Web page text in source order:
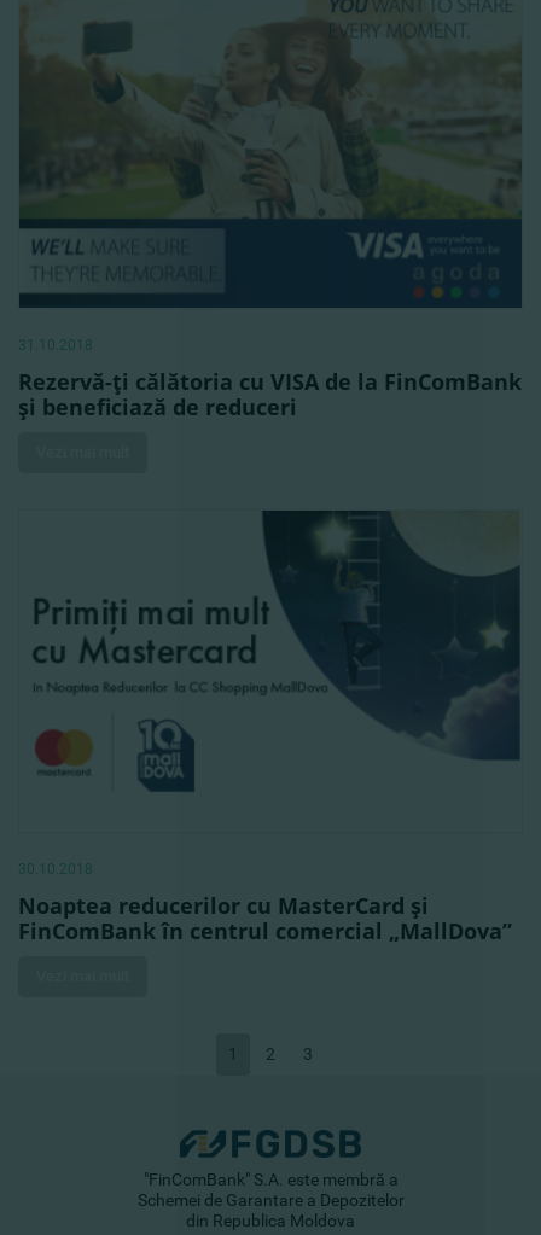
31.10.2018
Rezervă-ţi călătoria cu VISA de la FinComBank
şi beneficiază de reduceri
30.10.2018
Noaptea reducerilor cu MasterCard şi
FinComBank în centrul comercial „MallDova”
1 2 3
"FinComBank" S.A. este membră a
Schemei de Garantare a Depozitelor
din Republica Moldova